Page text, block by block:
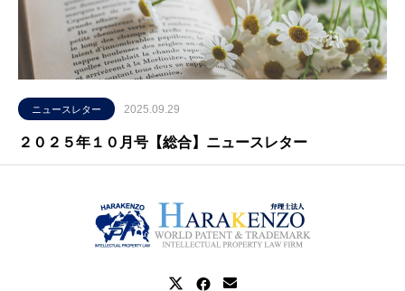
ニュースレター 2025.09.29
２０２５年１０月号【総合】ニュースレター